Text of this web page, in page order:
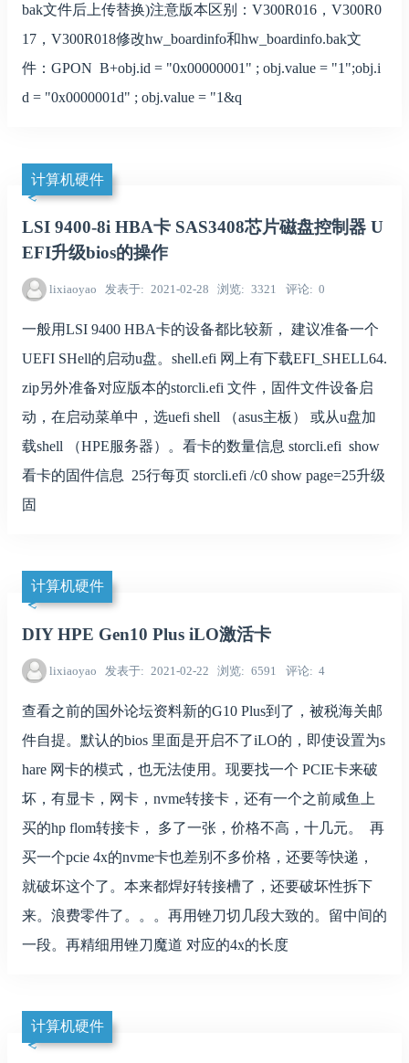
bak文件后上传替换)注意版本区别：V300R016，V300R0
17，V300R018修改hw_boardinfo和hw_boardinfo.bak文
件：GPON B+obj.id = "0x00000001" ; obj.value = "1";obj.i
d = "0x0000001d" ; obj.value = "1&q
计算机硬件
LSI 9400-8i HBA卡 SAS3408芯片磁盘控制器 U
EFI升级bios的操作
lixiaoyao 发表于 2021-02-28 浏览 3321 评论 0
一般用LSI 9400 HBA卡的设备都比较新， 建议准备一个
UEFI SHell的启动u盘。shell.efi 网上有下载EFI_SHELL64.
zip另外准备对应版本的storcli.efi 文件，固件文件设备启
动，在启动菜单中，选uefi shell （asus主板） 或从u盘加
载shell （HPE服务器）。看卡的数量信息 storcli.efi show
看卡的固件信息 25行每页 storcli.efi /c0 show page=25升级
固
计算机硬件
DIY HPE Gen10 Plus iLO激活卡
lixiaoyao 发表于 2021-02-22 浏览 6591 评论 4
查看之前的国外论坛资料新的G10 Plus到了，被税海关邮
件自提。默认的bios 里面是开启不了iLO的，即使设置为s
hare 网卡的模式，也无法使用。现要找一个 PCIE卡来破
坏，有显卡，网卡，nvme转接卡，还有一个之前咸鱼上
买的hp flom转接卡， 多了一张，价格不高，十几元。 再
买一个pcie 4x的nvme卡也差别不多价格，还要等快递，
就破坏这个了。本来都焊好转接槽了，还要破坏性拆下
来。浪费零件了。。。再用锉刀切几段大致的。留中间的
一段。再精细用锉刀魔道 对应的4x的长度
计算机硬件